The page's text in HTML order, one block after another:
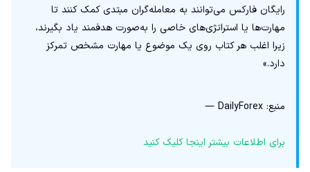
رایگان فارکس می‌توانند به معامله‌گران مبتدی کمک کنند تا
مهارت‌ها یا استراتژی‌های خاصی را به‌صورت هدفمند یاد بگیرند،
زیرا اغلب هر کتاب روی یک موضوع یا مهارت مشخص تمرکز
دارد.»
منبع: DailyForex —
برای اطلاعات بیشتر اینجا کلیک کنید